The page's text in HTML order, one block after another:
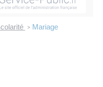
communauté de
> Mariage